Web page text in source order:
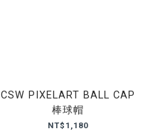
CSW PIXELART BALL CAP
棒球帽
NT$1,180